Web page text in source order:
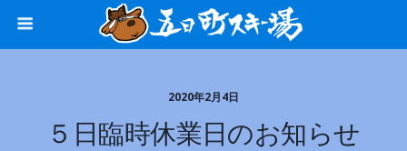
2020年2月4日
５日臨時休業日のお知らせ